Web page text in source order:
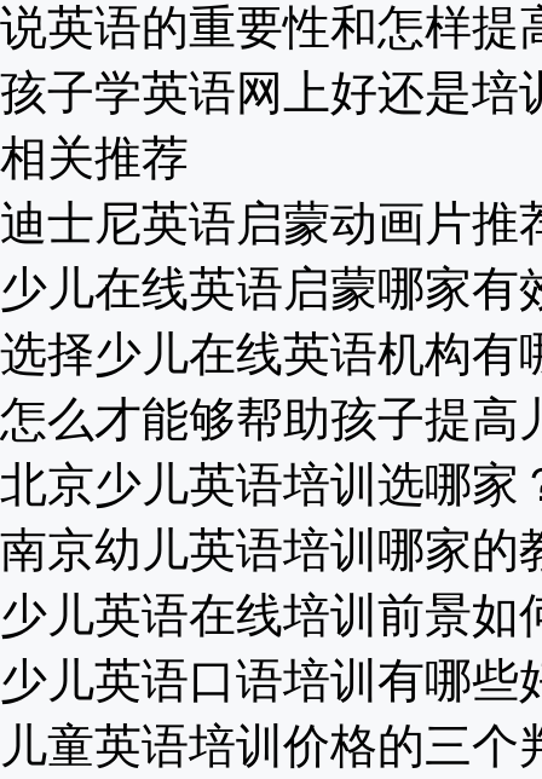
说英语的重要性和怎样提
孩子学英语网上好还是培
相关推荐
迪士尼英语启蒙动画片推
少儿在线英语启蒙哪家有
选择少儿在线英语机构有
怎么才能够帮助孩子提高
北京少儿英语培训选哪家
南京幼儿英语培训哪家的
少儿英语在线培训前景如
少儿英语口语培训有哪些
儿童英语培训价格的三个